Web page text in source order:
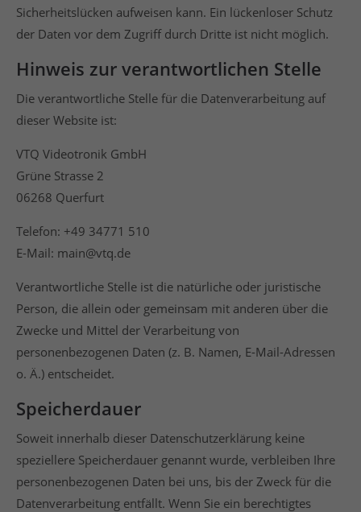
Sicherheitslücken aufweisen kann. Ein lückenloser Schutz
der Daten vor dem Zugriff durch Dritte ist nicht möglich.
Hinweis zur verantwortlichen Stelle
Die verantwortliche Stelle für die Datenverarbeitung auf
dieser Website ist:
VTQ Videotronik GmbH
Grüne Strasse 2
06268 Querfurt
Telefon: +49 34771 510
E-Mail: main@vtq.de
Verantwortliche Stelle ist die natürliche oder juristische
Person, die allein oder gemeinsam mit anderen über die
Zwecke und Mittel der Verarbeitung von
personenbezogenen Daten (z. B. Namen, E-Mail-Adressen
o. Ä.) entscheidet.
Speicherdauer
Soweit innerhalb dieser Datenschutzerklärung keine
speziellere Speicherdauer genannt wurde, verbleiben Ihre
personenbezogenen Daten bei uns, bis der Zweck für die
Datenverarbeitung entfällt. Wenn Sie ein berechtigtes